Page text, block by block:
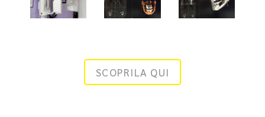
SCOPRILA QUI